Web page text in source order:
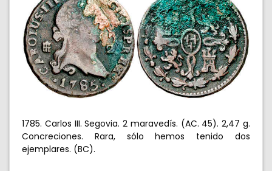
1785. Carlos III. Segovia. 2 maravedís. (AC. 45). 2,47 g.
Concreciones. Rara, sólo hemos tenido dos
ejemplares. (BC).